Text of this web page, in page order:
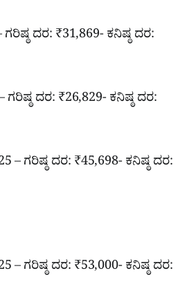
ದರ: ₹31,869- ಕನಿಷ್ಠ ದರ:
ಗರಿಷ್ಠ ದರ: ₹26,829- ಕನಿಷ್ಠ ದರ:
– ಗರಿಷ್ಠ ದರ: ₹45,698- ಕನಿಷ್ಠ ದರ:
– ಗರಿಷ್ಠ ದರ: ₹53,000- ಕನಿಷ್ಠ ದರ: